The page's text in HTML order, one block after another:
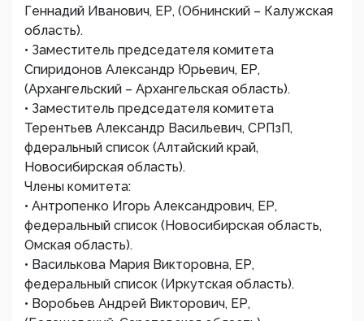
Геннадий Иванович, ЕР, (Обнинский – Калужская
область).
• Заместитель председателя комитета
Спиридонов Александр Юрьевич, ЕР,
(Архангельский – Архангельская область).
• Заместитель председателя комитета
Терентьев Александр Васильевич, СРПзП,
фдеральный список (Алтайский край,
Новосибирская область).
Члены комитета:
• Антропенко Игорь Александрович, ЕР,
федеральный список (Новосибирская область,
Омская область).
• Василькова Мария Викторовна, ЕР,
федеральный список (Иркутская область).
• Воробьев Андрей Викторович, ЕР,